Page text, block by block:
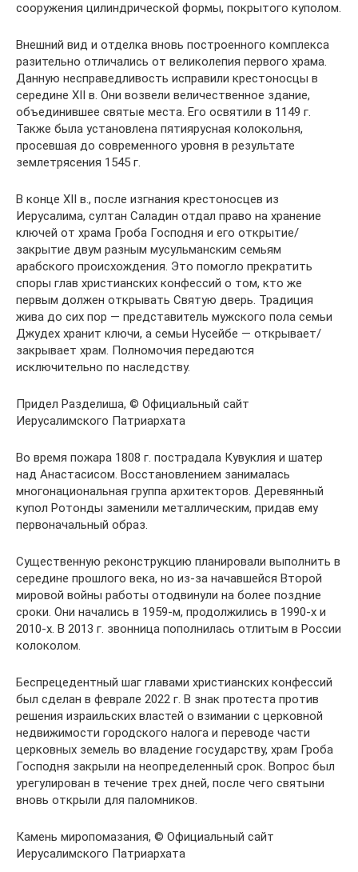
сооружения цилиндрической формы, покрытого куполом.
Внешний вид и отделка вновь построенного комплекса
разительно отличались от великолепия первого храма.
Данную несправедливость исправили крестоносцы в
середине XII в. Они возвели величественное здание,
объединившее святые места. Его освятили в 1149 г.
Также была установлена пятиярусная колокольня,
просевшая до современного уровня в результате
землетрясения 1545 г.
В конце XII в., после изгнания крестоносцев из
Иерусалима, султан Саладин отдал право на хранение
ключей от храма Гроба Господня и его открытие/
закрытие двум разным мусульманским семьям
арабского происхождения. Это помогло прекратить
споры глав христианских конфессий о том, кто же
первым должен открывать Святую дверь. Традиция
жива до сих пор — представитель мужского пола семьи
Джудех хранит ключи, а семьи Нусейбе — открывает/
закрывает храм. Полномочия передаются
исключительно по наследству.
Придел Разделиша, © Официальный сайт
Иерусалимского Патриархата
Во время пожара 1808 г. пострадала Кувуклия и шатер
над Анастасисом. Восстановлением занималась
многонациональная группа архитекторов. Деревянный
купол Ротонды заменили металлическим, придав ему
первоначальный образ.
Существенную реконструкцию планировали выполнить в
середине прошлого века, но из-за начавшейся Второй
мировой войны работы отодвинули на более поздние
сроки. Они начались в 1959-м, продолжились в 1990-х и
2010-х. В 2013 г. звонница пополнилась отлитым в России
колоколом.
Беспрецедентный шаг главами христианских конфессий
был сделан в феврале 2022 г. В знак протеста против
решения израильских властей о взимании с церковной
недвижимости городского налога и переводе части
церковных земель во владение государству, храм Гроба
Господня закрыли на неопределенный срок. Вопрос был
урегулирован в течение трех дней, после чего святыни
вновь открыли для паломников.
Камень миропомазания, © Официальный сайт
Иерусалимского Патриархата